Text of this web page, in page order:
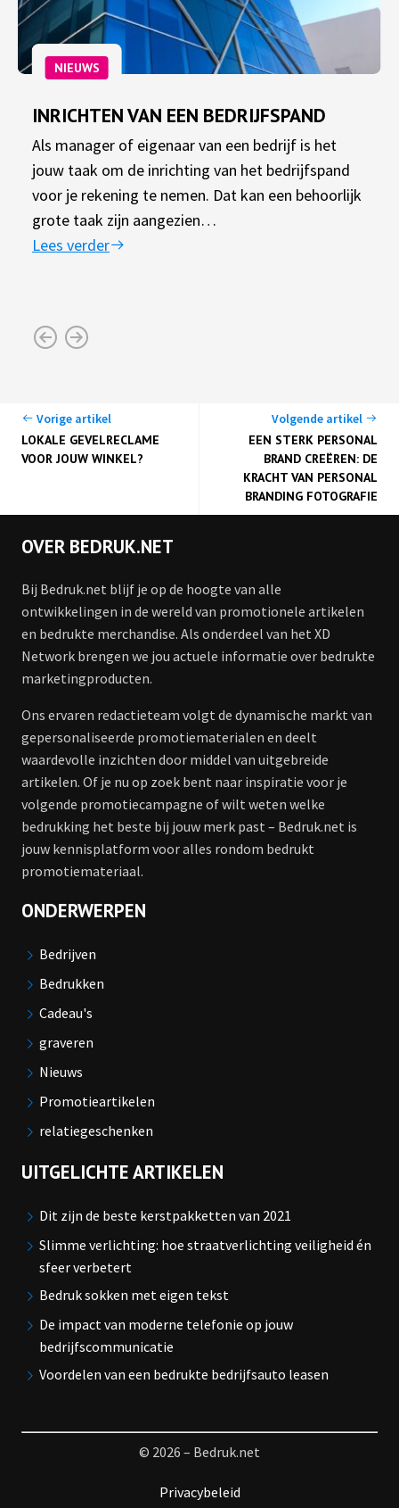
NIEUWS
INRICHTEN VAN EEN BEDRIJFSPAND
Als manager of eigenaar van een bedrijf is het
jouw taak om de inrichting van het bedrijfspand
voor je rekening te nemen. Dat kan een behoorlijk
grote taak zijn aangezien…
Lees verder
Vorige artikel
LOKALE GEVELRECLAME
VOOR JOUW WINKEL?
Volgende artikel
EEN STERK PERSONAL
BRAND CREËREN: DE
KRACHT VAN PERSONAL
BRANDING FOTOGRAFIE
OVER BEDRUK.NET
Bij Bedruk.net blijf je op de hoogte van alle
ontwikkelingen in de wereld van promotionele artikelen
en bedrukte merchandise. Als onderdeel van het XD
Network brengen we jou actuele informatie over bedrukte
marketingproducten.
Ons ervaren redactieteam volgt de dynamische markt van
gepersonaliseerde promotiematerialen en deelt
waardevolle inzichten door middel van uitgebreide
artikelen. Of je nu op zoek bent naar inspiratie voor je
volgende promotiecampagne of wilt weten welke
bedrukking het beste bij jouw merk past – Bedruk.net is
jouw kennisplatform voor alles rondom bedrukt
promotiemateriaal.
ONDERWERPEN
Bedrijven
Bedrukken
Cadeau's
graveren
Nieuws
Promotieartikelen
relatiegeschenken
UITGELICHTE ARTIKELEN
Dit zijn de beste kerstpakketten van 2021
Slimme verlichting: hoe straatverlichting veiligheid én
sfeer verbetert
Bedruk sokken met eigen tekst
De impact van moderne telefonie op jouw
bedrijfscommunicatie
Voordelen van een bedrukte bedrijfsauto leasen
© 2026 – Bedruk.net
Privacybeleid